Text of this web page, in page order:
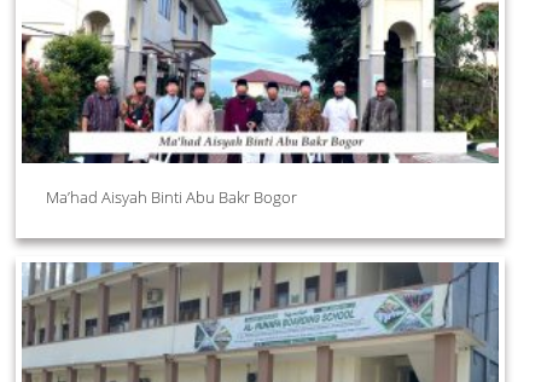
Ma’had Aisyah Binti Abu Bakr Bogor